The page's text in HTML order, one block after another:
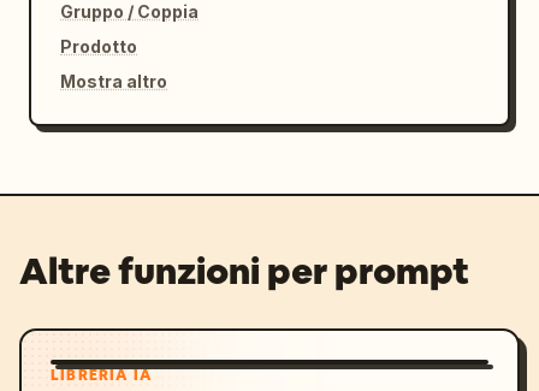
Gruppo / Coppia
Prodotto
Mostra altro
Altre funzioni per prompt
LIBRERIA IA